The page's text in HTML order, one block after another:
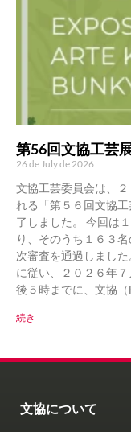
第56回文協工芸
26 de July de 2026
文協工芸委員会は、
れる「第５６回文協
了しました。 今回は
り、そのうち１６３
次審査を通過しまし
に従い、２０２６年
後５時までに、文協
続き
文協について